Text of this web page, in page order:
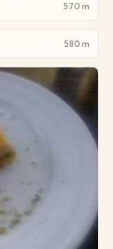
570 m
580 m